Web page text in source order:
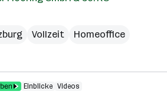
Vollzeit Homeoffice
Einblicke Videos